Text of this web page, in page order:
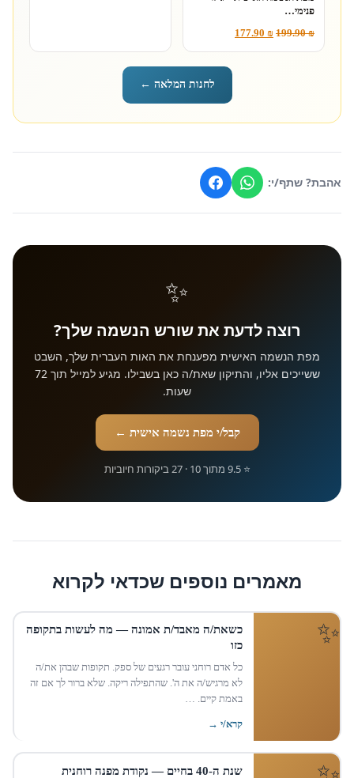
פנימי…
199.90₪
177.90 ₪
לחנות המלאה ←
אהבת? שתף/י:
✨
רוצה לדעת את שורש הנשמה שלך?
מפת הנשמה האישית מפענחת את האות העברית שלך, השבט
ששייכים אליו, והתיקון שאת/ה כאן בשבילו. מגיע למייל תוך 72
שעות.
קבל/י מפת נשמה אישית ←
⭐ 9.5 מתוך 10 · 27 ביקורות חיוביות
מאמרים נוספים שכדאי לקרוא
כשאת/ה מאבד/ת אמונה — מה לעשות בתקופה
כזו
כל אדם רוחני עובר רגעים של ספק. תקופות שבהן את/ה
לא מרגיש/ה את ה'. שהתפילה ריקה. שלא ברור לך אם זה
באמת קיים. …
קרא/י →
שנת ה-40 בחיים — נקודת מפנה רוחנית